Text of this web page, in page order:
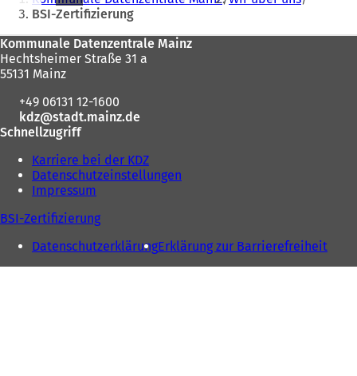
befinden
sich
hier:
BSI-Zertifizierung
Fußbereich
Kommunale Datenzentrale Mainz
Hechtsheimer Straße 31 a
55131 Mainz
+49 06131 12-1600
kdz
stadt.mainz de
Schnellzugriff
Karriere bei der KDZ
Datenschutzeinstellungen
Impressum
BSI-Zertifizierung
DatenschutzerklärungErklärung zur Barrierefreiheit